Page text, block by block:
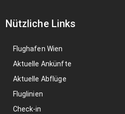
Nützliche Links
Flughafen Wien
Aktuelle Ankünfte
Aktuelle Abflüge
Fluglinien
Check-in